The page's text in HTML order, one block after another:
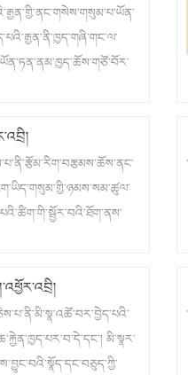
གསོན་རྗེན་དང་ཤ་ཁྲག་
མི་སྣར་